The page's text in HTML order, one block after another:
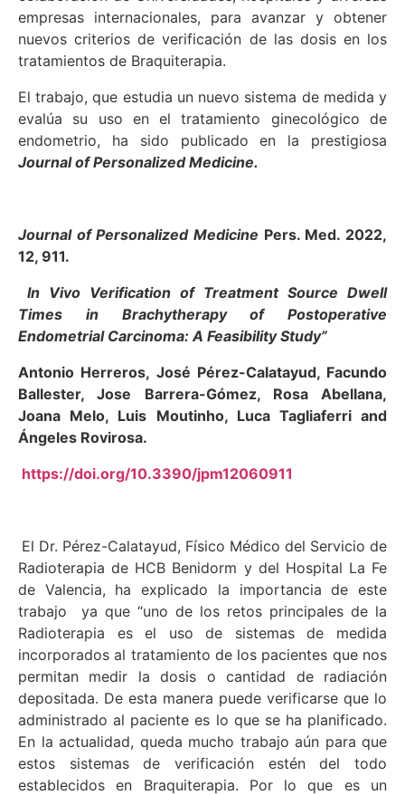
empresas internacionales, para avanzar y obtener
nuevos criterios de verificación de las dosis en los
tratamientos de Braquiterapia.
El trabajo, que estudia un nuevo sistema de medida y
evalúa su uso en el tratamiento ginecológico de
endometrio, ha sido publicado en la prestigiosa
Journal of Personalized Medicine.
Journal of Personalized Medicine Pers. Med. 2022,
12, 911.
In Vivo Verification of Treatment Source Dwell
Times in Brachytherapy of Postoperative
Endometrial Carcinoma: A Feasibility Study”
Antonio Herreros, José Pérez-Calatayud, Facundo
Ballester, Jose Barrera-Gómez, Rosa Abellana,
Joana Melo, Luis Moutinho, Luca Tagliaferri and
Ángeles Rovirosa.
https://doi.org/10.3390/jpm12060911
El Dr. Pérez-Calatayud, Físico Médico del Servicio de
Radioterapia de HCB Benidorm y del Hospital La Fe
de Valencia, ha explicado la importancia de este
trabajo ya que “uno de los retos principales de la
Radioterapia es el uso de sistemas de medida
incorporados al tratamiento de los pacientes que nos
permitan medir la dosis o cantidad de radiación
depositada. De esta manera puede verificarse que lo
administrado al paciente es lo que se ha planificado.
En la actualidad, queda mucho trabajo aún para que
estos sistemas de verificación estén del todo
establecidos en Braquiterapia. Por lo que es un